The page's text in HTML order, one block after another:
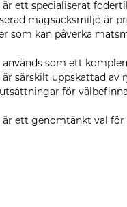
är ett specialiserat
magsäcksmiljö är
som kan påverka
används som ett
särskilt uppskattad
för
är ett genomtänkt val